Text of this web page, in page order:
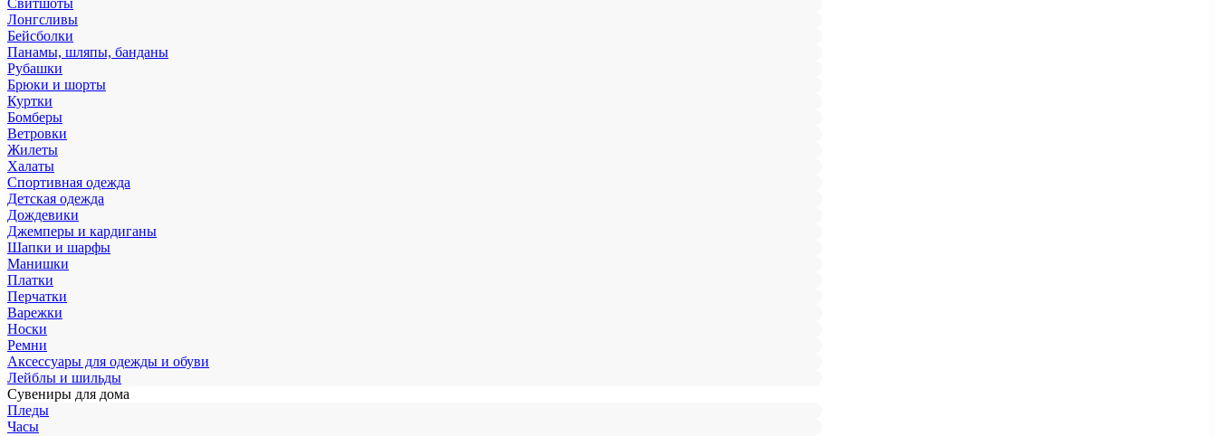
Свитшоты
Лонгсливы
Бейсболки
Панамы, шляпы, банданы
Рубашки
Брюки и шорты
Куртки
Бомберы
Ветровки
Жилеты
Халаты
Спортивная одежда
Детская одежда
Дождевики
Джемперы и кардиганы
Шапки и шарфы
Манишки
Платки
Перчатки
Варежки
Носки
Ремни
Аксессуары для одежды и обуви
Лейблы и шильды
Сувениры для дома
Пледы
Часы